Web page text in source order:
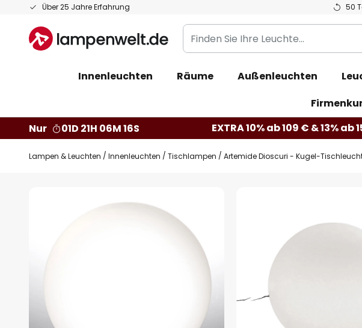
Über 25 Jahre Erfahrung 50
Zum
springen
Finden
Sie
Leuchte...
Innenleuchten Räume Außenleuchten
Nur
01D 21H 06M 15S EXTRA 10% ab 109 € & 13% ab
Lampen & Leuchten Innenleuchten Tischlampen Artemide Dioscuri - Kugel-